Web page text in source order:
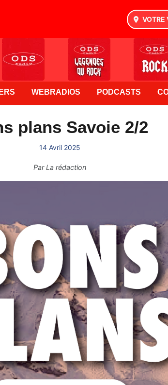
VOTRE
WEBRADIOS PODCASTS
plans Savoie 2/2
14 Avril 2025
ParLa rédaction